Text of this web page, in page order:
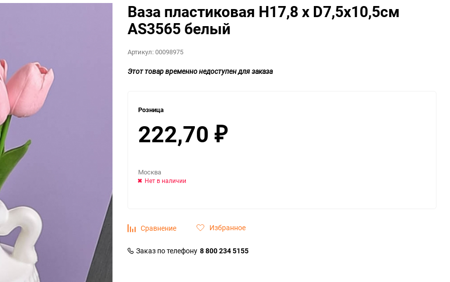
Ваза пластиковая H17,8 х D7,5х10,5см
AS3565 белый
Артикул:00098975
Этот товар временно недоступен для заказа
Розница
222,70 ₽
Москва
Нет в наличии
Сравнение Избранное
Заказ по телефону 8 800 234 5155